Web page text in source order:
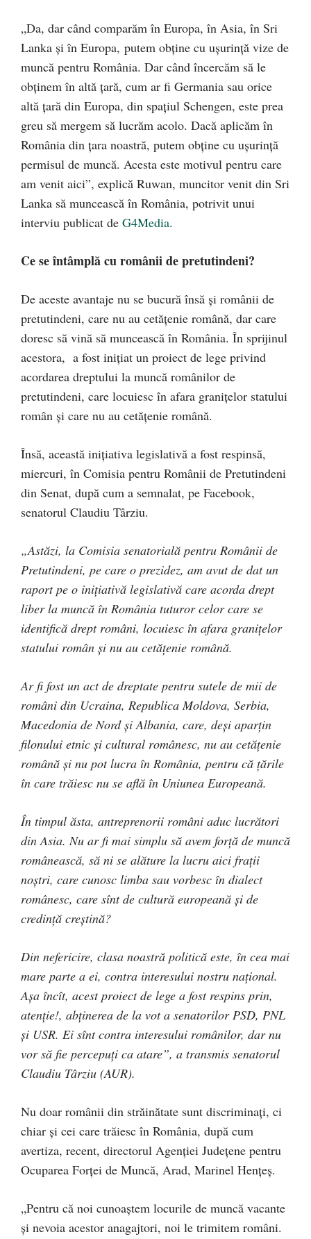
„Da, dar când comparăm în Europa, în Asia, în Sri
Lanka și în Europa, putem obține cu ușurință vize de
muncă pentru România. Dar când încercăm să le
obținem în altă țară, cum ar fi Germania sau orice
altă țară din Europa, din spațiul Schengen, este prea
greu să mergem să lucrăm acolo. Dacă aplicăm în
România din țara noastră, putem obține cu ușurință
permisul de muncă. Acesta este motivul pentru care
am venit aici”, explică Ruwan, muncitor venit din Sri
Lanka să muncească în România, potrivit unui
interviu publicat de G4Media.
Ce se întâmplă cu românii de pretutindeni?
De aceste avantaje nu se bucură însă și românii de
pretutindeni, care nu au cetățenie română, dar care
doresc să vină să muncească în România. În sprijinul
acestora, a fost inițiat un proiect de lege privind
acordarea dreptului la muncă românilor de
pretutindeni, care locuiesc în afara granițelor statului
român și care nu au cetățenie română.
Însă, această inițiativa legislativă a fost respinsă,
miercuri, în Comisia pentru Românii de Pretutindeni
din Senat, după cum a semnalat, pe Facebook,
senatorul Claudiu Târziu.
„Astăzi, la Comisia senatorială pentru Românii de
Pretutindeni, pe care o prezidez, am avut de dat un
raport pe o inițiativă legislativă care acorda drept
liber la muncă în România tuturor celor care se
identifică drept români, locuiesc în afara granițelor
statului român și nu au cetățenie română.
Ar fi fost un act de dreptate pentru sutele de mii de
români din Ucraina, Republica Moldova, Serbia,
Macedonia de Nord și Albania, care, deși aparțin
filonului etnic și cultural românesc, nu au cetățenie
română și nu pot lucra în România, pentru că țările
în care trăiesc nu se află în Uniunea Europeană.
În timpul ăsta, antreprenorii români aduc lucrători
din Asia. Nu ar fi mai simplu să avem forță de muncă
românească, să ni se alăture la lucru aici frații
noștri, care cunosc limba sau vorbesc în dialect
românesc, care sînt de cultură europeană și de
credință creștină?
Din nefericire, clasa noastră politică este, în cea mai
mare parte a ei, contra interesului nostru național.
Așa încît, acest proiect de lege a fost respins prin,
atenție!, abținerea de la vot a senatorilor PSD, PNL
și USR. Ei sînt contra interesului românilor, dar nu
vor să fie percepuți ca atare”, a transmis senatorul
Claudiu Târziu (AUR).
Nu doar românii din străinătate sunt discriminați, ci
chiar și cei care trăiesc în România, după cum
avertiza, recent, directorul Agenției Județene pentru
Ocuparea Forței de Muncă, Arad, Marinel Hențeș.
„Pentru că noi cunoaștem locurile de muncă vacante
și nevoia acestor anagajtori, noi le trimitem români.